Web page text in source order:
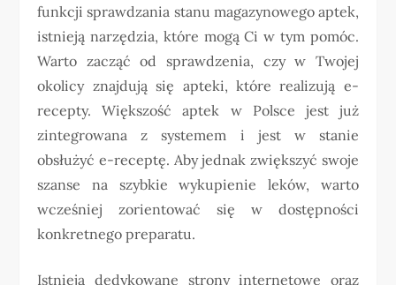
funkcji sprawdzania stanu magazynowego aptek,
istnieją narzędzia, które mogą Ci w tym pomóc.
Warto zacząć od sprawdzenia, czy w Twojej
okolicy znajdują się apteki, które realizują e-
recepty. Większość aptek w Polsce jest już
zintegrowana z systemem i jest w stanie
obsłużyć e-receptę. Aby jednak zwiększyć swoje
szanse na szybkie wykupienie leków, warto
wcześniej zorientować się w dostępności
konkretnego preparatu.
Istnieją dedykowane strony internetowe oraz